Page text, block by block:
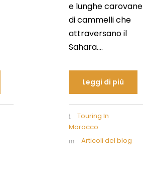
e lunghe carovane
di cammelli che
attraversano il
Sahara....
Leggi di più
Touring In
Morocco
Articoli del blog